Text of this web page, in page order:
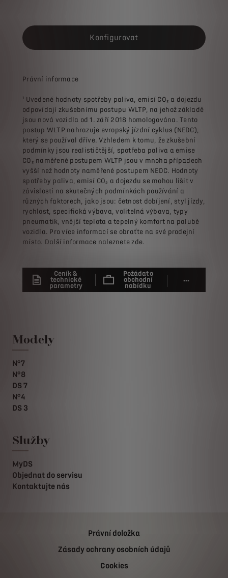
Konfigurovat
Právní informace
¹ Uvedené hodnoty spotřeby paliva, emisí CO₂ a dojezdu
odpovídají zkušebnímu postupu WLTP, na jehož základě
jsou nová vozidla od 1. září 2018 homologována. Tento
postup WLTP nahrazuje evropský jízdní cyklus (NEDC),
který se používal dříve. Vzhledem k tomu, že zkušební
podmínky jsou realističtější, spotřeba paliva a emise
CO₂ naměřené postupem WLTP jsou v mnoha případech
vyšší než hodnoty naměřené postupem NEDC. Hodnoty
spotřeby paliva, emisí CO₂ a dojezdu se mohou lišit v
závislosti na skutečných podmínkách používání a
různých faktorech, jako jsou: četnost dobíjení, styl jízdy,
rychlost, specifická výbava, volitelná výbava, typy
pneumatik, vnější teplota a tepelný komfort na palubě
vozidla. Pro více informací se obraťte na své prodejní
místo. Další informace naleznete zde.
Ceník &
technické
parametry
Požádat o
obchodní
nabídku
...
Modely
N°7
N°8
DS 7
N°4
DS 3
Služby
MyDS
Objednat do servisu
Kontaktujte nás
Právní doložka
Zásady ochrany osobních údajů
Cookies